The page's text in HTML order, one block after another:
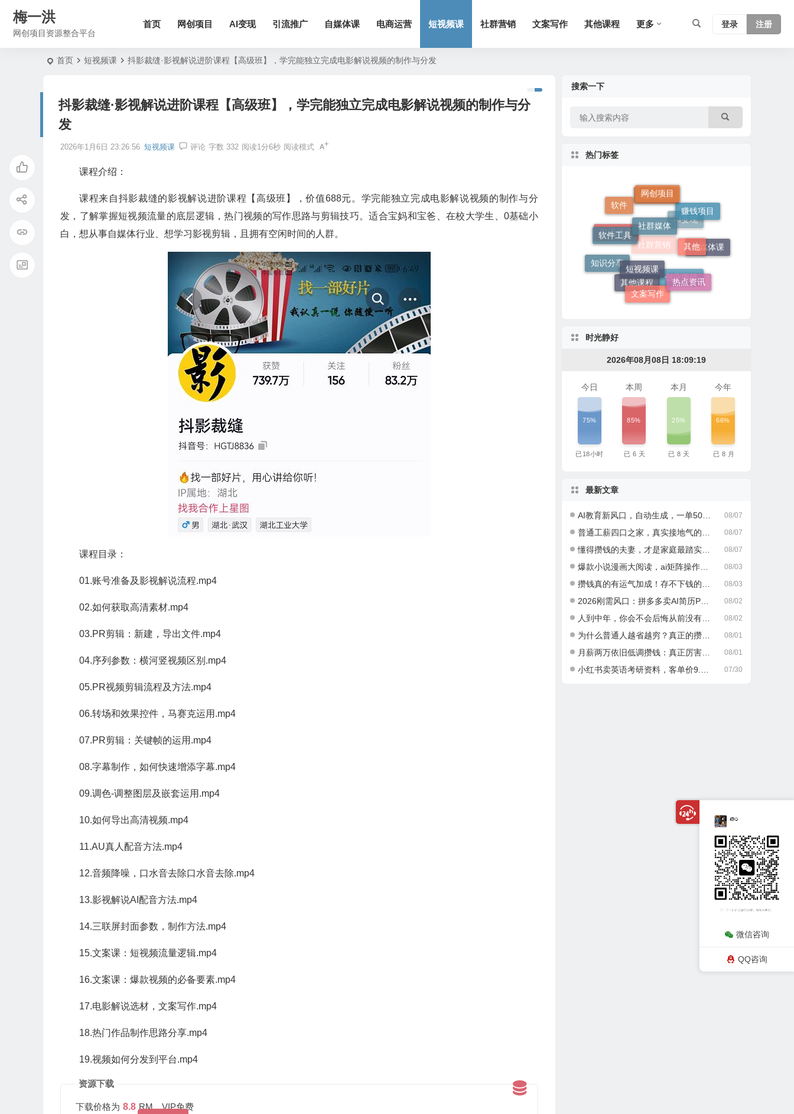
梅一洪
网创项目资源整合平台
首页 网创项目 AI变现 引流推广 自媒体课 电商运营 短视频课 社群营销 文案写作 其他课程 更多 登录 注册
首页 短视频课 抖影裁缝·影视解说进阶课程【高级班】，学完能独立完成电影解说视频的制作与分发
抖影裁缝·影视解说进阶课程【高级班】，学完能独立完成电影解说视频的制作与分
发
2026年1月6日 23:26:56 短视频课 评论 字数 332 阅读1分6秒 阅读模式
课程介绍：
课程来自抖影裁缝的影视解说进阶课程【高级班】，价值688元。学完能独立完成电影解说视频的制作与分
发，了解掌握短视频流量的底层逻辑，热门视频的写作思路与剪辑技巧。适合宝妈和宝爸、在校大学生、0基础小
白，想从事自媒体行业、想学习影视剪辑，且拥有空闲时间的人群。
课程目录：
01.账号准备及影视解说流程.mp4
02.如何获取高清素材.mp4
03.PR剪辑：新建，导出文件.mp4
04.序列参数：横河竖视频区别.mp4
05.PR视频剪辑流程及方法.mp4
06.转场和效果控件，马赛克运用.mp4
07.PR剪辑：关键帧的运用.mp4
08.字幕制作，如何快速增添字幕.mp4
09.调色-调整图层及嵌套运用.mp4
10.如何导出高清视频.mp4
11.AU真人配音方法.mp4
12.音频降噪，口水音去除口水音去除.mp4
13.影视解说AI配音方法.mp4
14.三联屏封面参数，制作方法.mp4
15.文案课：短视频流量逻辑.mp4
16.文案课：爆款视频的必备要素.mp4
17.电影解说选材，文案写作.mp4
18.热门作品制作思路分享.mp4
19.视频如何分发到平台.mp4
资源下载
下载价格为 8.8 RM，VIP免费
搜索一下
热门标签
电商运营
AI变现
社群营销
引流推广
软件
网创项目
赚钱项目
自媒体课
创业项目
其他课程
知识分享
软件工具
社群媒体
其他
热点资讯
文案写作
短视频课
时光静好
2026年08月08日 18:09:20
今日
75%
已18小时
本周
85%
已 6 天
本月
25%
已 8 天
今年
66%
已 8 月
最新文章
08/07
AI教育新风口，自动生成，一单500+，月入2W+!
08/07
普通工薪四口之家，真实接地气的攒钱日常
08/07
懂得攒钱的夫妻，才是家庭最踏实的底气
08/03
爆款小说漫画大阅读，ai矩阵操作，当天可见收益，号称日入400+
08/03
攒钱真的有运气加成！存不下钱的人，大多栽在这一点
08/02
2026刚需风口：拼多多卖AI简历PPT，可矩阵放大，小白也能干，日入700+！
08/02
人到中年，你会不会后悔从前没有好好攒钱？
08/01
为什么普通人越省越穷？真正的攒钱逻辑很多人都搞错了
08/01
月薪两万依旧低调攒钱：真正厉害的成年人，从不乱消费
07/30
小红书卖英语考研资料，客单价9.9，250天卖了16w!
微信咨询
QQ咨询